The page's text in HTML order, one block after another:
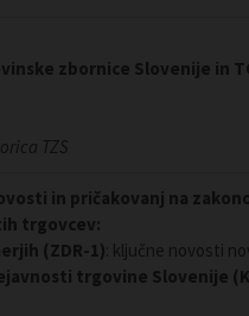
zbornice Slovenije in
TZS
in pričakovanj na
trgovcev:
(ZDR-1) : ključne novosti
trgovine Slovenije